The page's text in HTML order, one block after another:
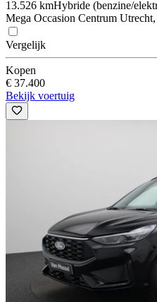
13.526 kmHybride (benzine/
Mega Occasion Centrum
Vergelijk
Kopen
€ 37.400
Bekijk voertuig